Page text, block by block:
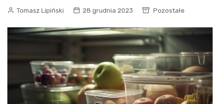
Tomasz Lipiński 28 grudnia 2023 Pozostałe